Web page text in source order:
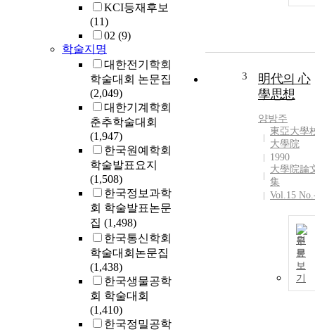
KCI등재후보
(11)
02 (9)
학술지명
대한전기학회
학술대회 논문집
(2,049)
대한기계학회
춘추학술대회
(1,947)
한국원예학회
학술발표요지
(1,508)
한국정보과학
회 학술발표논문
집 (1,498)
한국통신학회
학술대회논문집
(1,438)
한국생물공학
회 학술대회
(1,410)
한국정밀공학
3
明代의 心
學思想
양방주
東亞大學
大學院
1990
大學院論
集
Vol.15
원
문
보
기